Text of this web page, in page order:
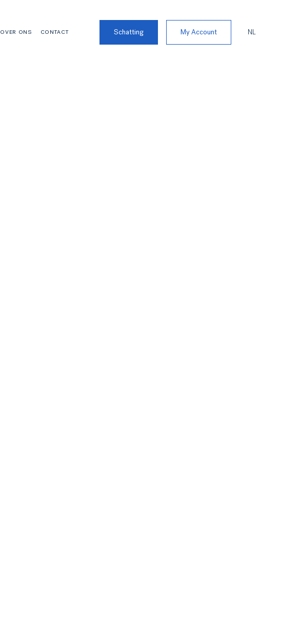
OVER ONS CONTACT Schatting My Account NL